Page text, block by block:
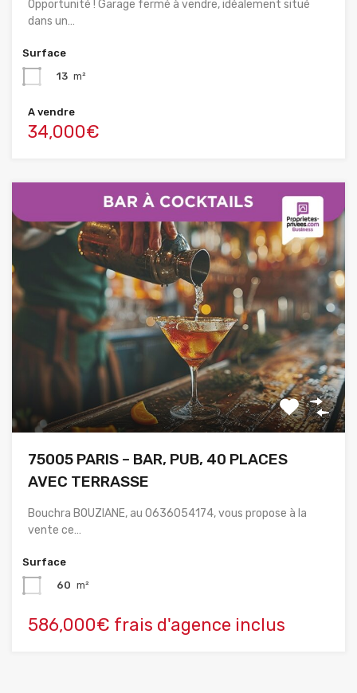
Opportunité ! Garage fermé à vendre, idéalement situé
dans un…
Surface
13 m²
A vendre
34,000€
75005 PARIS – BAR, PUB, 40 PLACES
AVEC TERRASSE
Bouchra BOUZIANE, au 0636054174, vous propose à la
vente ce…
Surface
60 m²
586,000€ frais d'agence inclus